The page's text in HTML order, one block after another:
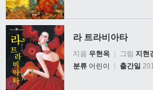
라 트라비아타
지음 우현옥 그림 지현
분류 어린이 출간일